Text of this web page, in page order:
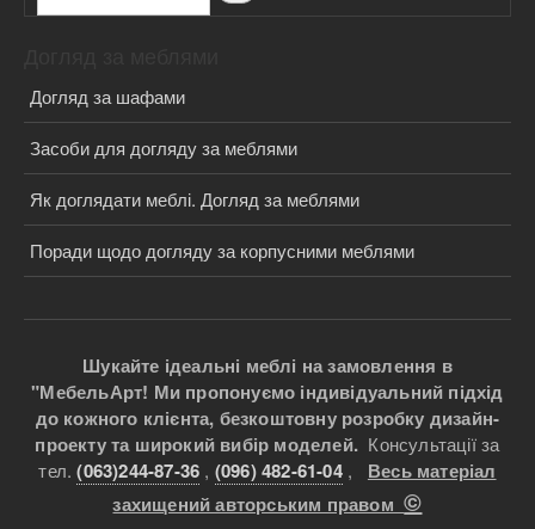
Догляд за шафами
Засоби для догляду за меблями
Як доглядати меблі. Догляд за меблями
Поради щодо догляду за корпусними меблями
Шукайте ідеальні меблі на замовлення в
"МебельАрт! Ми пропонуємо індивідуальний підхід
до кожного клієнта, безкоштовну розробку дизайн-
проекту та широкий вибір моделей. Консультації за
тел.(063)244-87-36 , (096) 482-61-04 , Весь матеріал
захищений авторським правом©